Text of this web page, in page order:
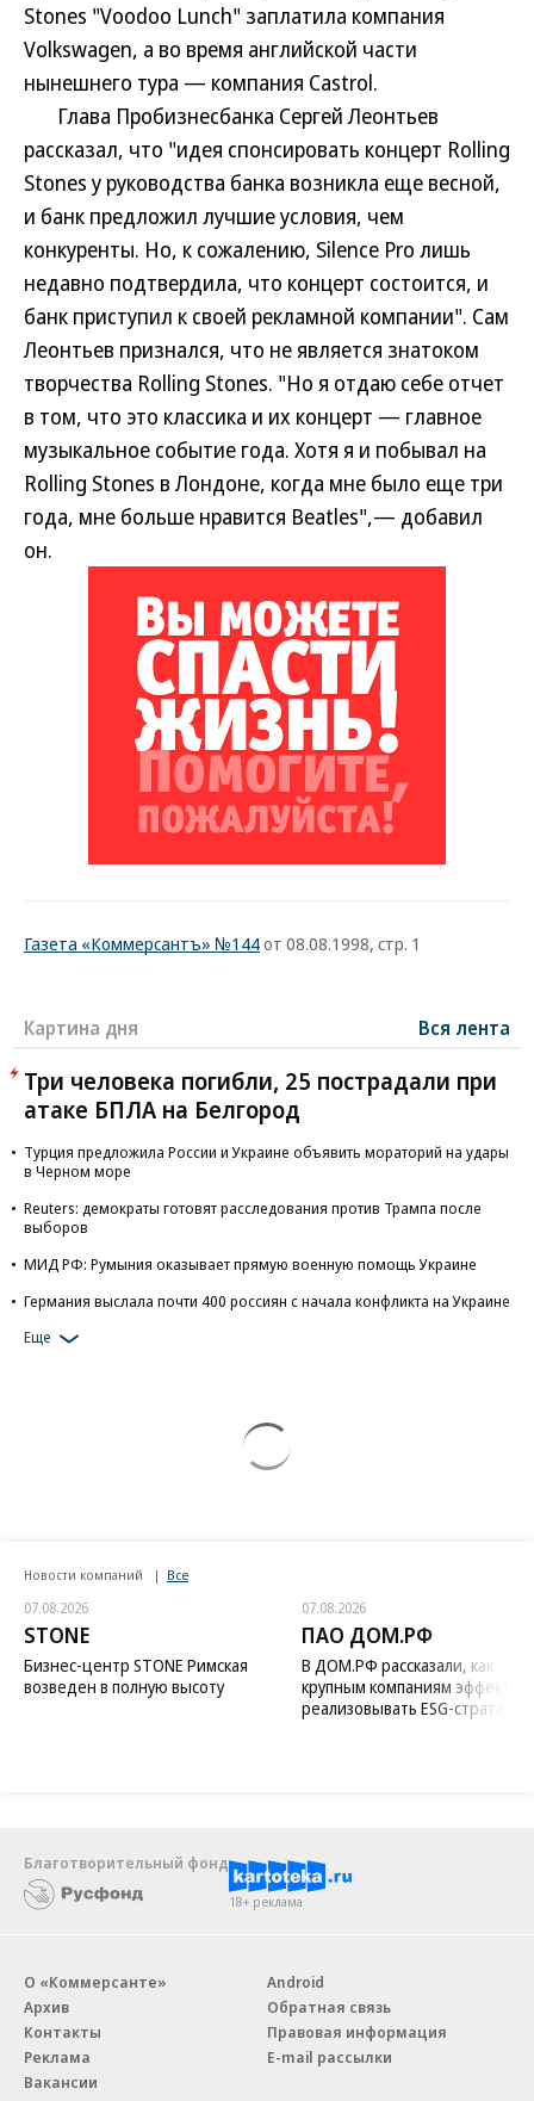
Stones "Voodoo Lunch" заплатила компания
Volkswagen, а во время английской части
нынешнего тура — компания Castrol.
Глава Пробизнесбанка Сергей Леонтьев
рассказал, что "идея спонсировать концерт Rolling
Stones у руководства банка возникла еще весной,
и банк предложил лучшие условия, чем
конкуренты. Но, к сожалению, Silence Pro лишь
недавно подтвердила, что концерт состоится, и
банк приступил к своей рекламной компании". Сам
Леонтьев признался, что не является знатоком
творчества Rolling Stones. "Но я отдаю себе отчет
в том, что это классика и их концерт — главное
музыкальное событие года. Хотя я и побывал на
Rolling Stones в Лондоне, когда мне было еще три
года, мне больше нравится Beatles",— добавил
он.
Газета «Коммерсантъ» №144от 08.08.1998, стр. 1
Картина дня Вся лента
Три человека погибли, 25 пострадали при
атаке БПЛА на Белгород
Турция предложила России и Украине объявить мораторий на удары
в Черном море
Reuters: демократы готовят расследования против Трампа после
выборов
МИД РФ: Румыния оказывает прямую военную помощь Украине
Германия выслала почти 400 россиян с начала конфликта на Украине
Еще
Новости компаний Все
07.08.2026
STONE
Бизнес-центр STONE Римская
возведен в полную высоту
07.08.2026
ПАО ДОМ.РФ
В ДОМ.РФ рассказали, как
крупным компаниям
реализовывать ESG-стратегию
Благотворительный фонд
18+ реклама
О «Коммерсанте»
Архив
Контакты
Реклама
Вакансии
Android
Обратная связь
Правовая информация
E-mail рассылки